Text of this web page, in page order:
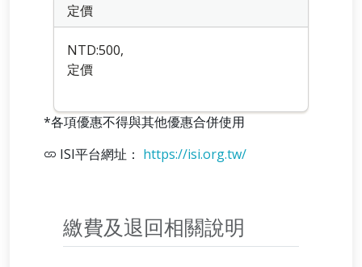
定價
NTD:500,
定價
*各項優惠不得與其他優惠合併使用
ISI平台網址： https://isi.org.tw/
繳費及退回相關說明